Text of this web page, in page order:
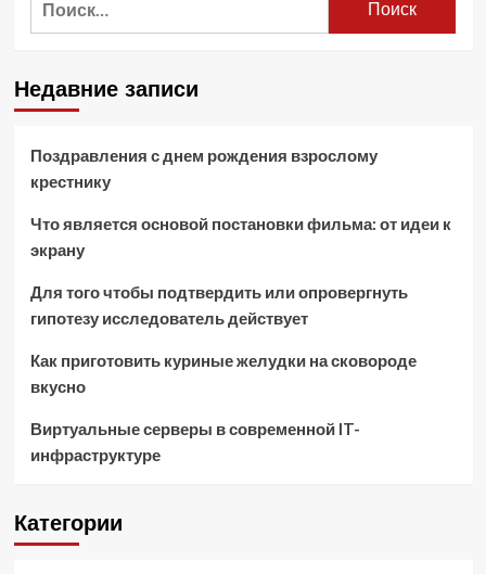
Недавние записи
Поздравления с днем рождения взрослому
крестнику
Что является основой постановки фильма: от идеи к
экрану
Для того чтобы подтвердить или опровергнуть
гипотезу исследователь действует
Как приготовить куриные желудки на сковороде
вкусно
Виртуальные серверы в современной IT-
инфраструктуре
Категории